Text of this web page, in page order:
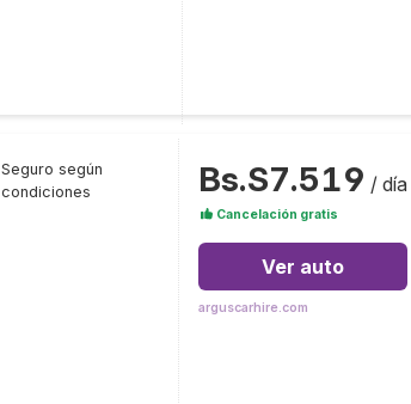
Seguro según
condiciones
Bs.S7.519 / día
Cancelación gratis
Ver auto
arguscarhire.com